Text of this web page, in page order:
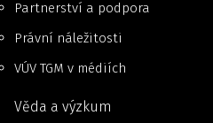
Partnerství a podpora
Právní náležitosti
VÚV TGM v médiích
Věda a výzkum